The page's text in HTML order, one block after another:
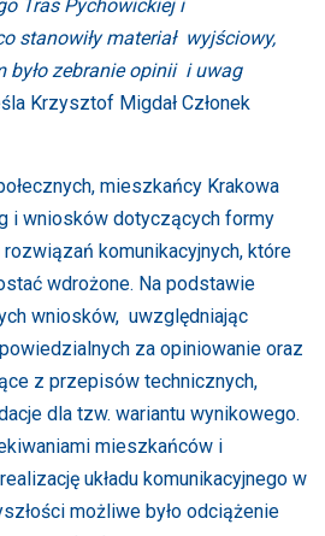
Tras Pychowickiej i
stanowiły materiał wyjściowy,
było zebranie opinii i uwag
Krzysztof Migdał Członek
mieszkańcy Krakowa
i wniosków dotyczących formy
komunikacyjnych, które
wdrożone. Na podstawie
wniosków, uwzględniając
za opiniowanie oraz
z przepisów technicznych,
dla tzw. wariantu wynikowego.
mieszkańców i
układu komunikacyjnego w
możliwe było odciążenie